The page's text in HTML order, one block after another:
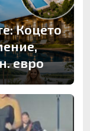
Коцето
евро